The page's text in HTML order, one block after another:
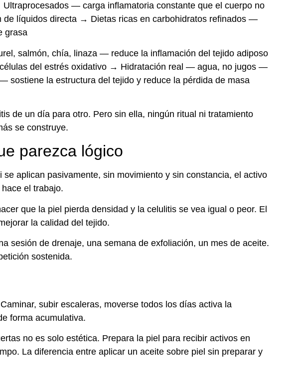
— carga inflamatoria constante que el cuerpo no
líquidos directa → Dietas ricas en carbohidratos refinados —
grasa
salmón, chía, linaza — reduce la inflamación del tejido adiposo
del estrés oxidativo → Hidratación real — agua, no jugos —
la estructura del tejido y reduce la pérdida de masa
de un día para otro. Pero sin ella, ningún ritual ni tratamiento
se construye.
parezca lógico
se aplican pasivamente, sin movimiento y sin constancia, el activo
el trabajo.
que la piel pierda densidad y la celulitis se vea igual o peor. El
la calidad del tejido.
sesión de drenaje, una semana de exfoliación, un mes de aceite.
sostenida.
subir escaleras, moverse todos los días activa la
forma acumulativa.
no es solo estética. Prepara la piel para recibir activos en
La diferencia entre aplicar un aceite sobre piel sin preparar y